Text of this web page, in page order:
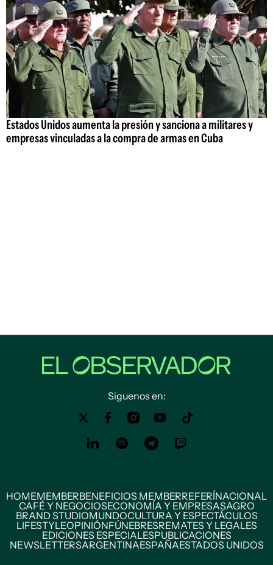
Estados Unidos aumenta la presión y sanciona a militares y
empresas vinculadas a la compra de armas en Cuba
Siguenos en:
HOMEMEMBERBENEFICIOS MEMBERREFERÍNACIONAL
CAFÉ Y NEGOCIOSECONOMÍA Y EMPRESASAGRO
BRAND STUDIOMUNDOCULTURA Y ESPECTÁCULOS
LIFESTYLEOPINIÓNFÚNEBRESREMATES Y LEGALES
EDICIONES ESPECIALESPUBLICACIONES
NEWSLETTERSARGENTINAESPAÑAESTADOS UNIDOS